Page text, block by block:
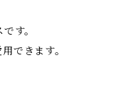
す。
できます。